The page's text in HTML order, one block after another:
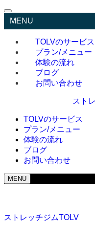
MENU
TOLVのサービス
プラン/メニュー
体験の流れ
ブログ
お問い合わせ
スト
TOLVのサービス
プラン/メニュー
体験の流れ
ブログ
お問い合わせ
MENU
ストレッチジムTOLV